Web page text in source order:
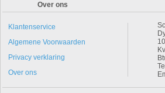
Over ons
Klantenservice
Algemene Voorwaarden
Privacy verklaring
Over ons